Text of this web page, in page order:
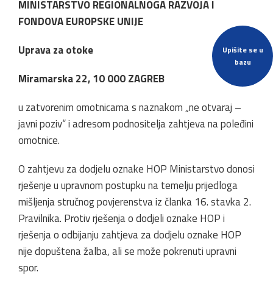
Upišite se u
bazu
MINISTARSTVO REGIONALNOGA RAZVOJA I
FONDOVA EUROPSKE UNIJE
Uprava za otoke
Miramarska 22, 10 000 ZAGREB
u zatvorenim omotnicama s naznakom „ne otvaraj –
javni poziv“ i adresom podnositelja zahtjeva na poleđini
omotnice.
O zahtjevu za dodjelu oznake HOP Ministarstvo donosi
rješenje u upravnom postupku na temelju prijedloga
mišljenja stručnog povjerenstva iz članka 16. stavka 2.
Pravilnika. Protiv rješenja o dodjeli oznake HOP i
rješenja o odbijanju zahtjeva za dodjelu oznake HOP
nije dopuštena žalba, ali se može pokrenuti upravni
spor.